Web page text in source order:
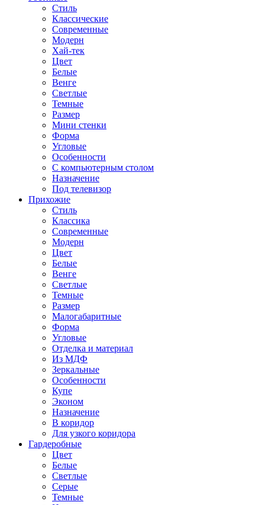
Стиль
Классические
Современные
Модерн
Хай-тек
Цвет
Белые
Венге
Светлые
Темные
Размер
Мини стенки
Форма
Угловые
Особенности
С компьютерным столом
Назначение
Под телевизор
Прихожие
Стиль
Классика
Современные
Модерн
Цвет
Белые
Венге
Светлые
Темные
Размер
Малогабаритные
Форма
Угловые
Отделка и материал
Из МДФ
Зеркальные
Особенности
Купе
Эконом
Назначение
В коридор
Для узкого коридора
Гардеробные
Цвет
Белые
Светлые
Серые
Темные